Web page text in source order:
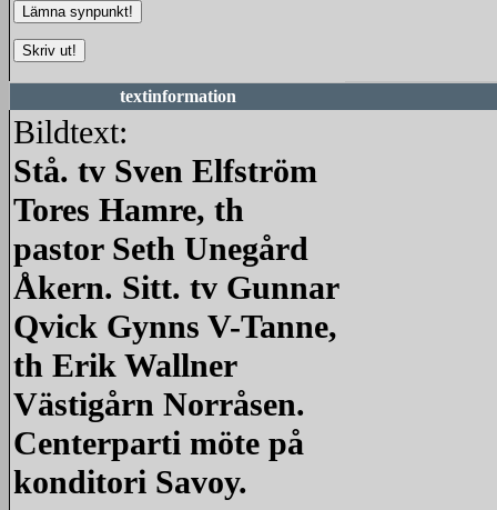
textinformation
Bildtext:
Stå. tv Sven Elfström
Tores Hamre, th
pastor Seth Unegård
Åkern. Sitt. tv Gunnar
Qvick Gynns V-Tanne,
th Erik Wallner
Västigårn Norråsen.
Centerparti möte på
konditori Savoy.